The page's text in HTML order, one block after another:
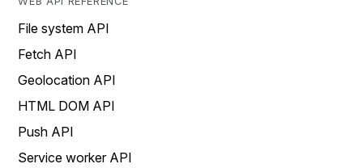
File system API
Fetch API
Geolocation API
HTML DOM API
Push API
Service worker API